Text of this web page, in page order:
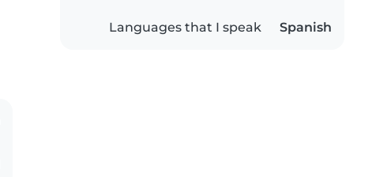
Languages that I speak Spanish